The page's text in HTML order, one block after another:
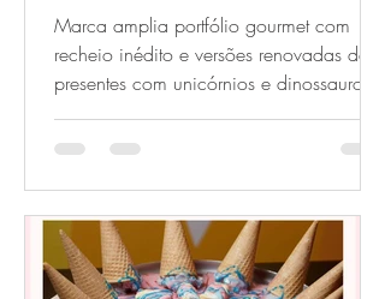
Marca amplia portfólio gourmet com
recheio inédito e versões renovadas de
presentes com unicórnios e dinossauros A
com uma linha renovada de produtos
ampliação do portfólio infantil. Entre os
principais lançamentos deste ano está o
ovo recheado Creme Brullet (180
gramas), que passa a integrar a linha